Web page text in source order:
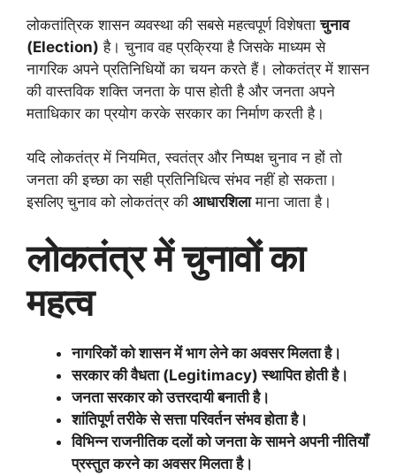
लोकतांत्रिक शासन व्यवस्था की सबसे महत्वपूर्ण विशेषताचुनाव
(Election) है। चुनाव वह प्रक्रिया है जिसके माध्यम से
नागरिक अपने प्रतिनिधियों का चयन करते हैं। लोकतंत्र में शासन
की वास्तविक शक्ति जनता के पास होती है और जनता अपने
मताधिकार का प्रयोग करके सरकार का निर्माण करती है।
यदि लोकतंत्र में नियमित, स्वतंत्र और निष्पक्ष चुनाव न हों तो
जनता की इच्छा का सही प्रतिनिधित्व संभव नहीं हो सकता।
इसलिए चुनाव को लोकतंत्र की आधारशिलामाना जाता है।
लोकतंत्र में चुनावों का
महत्व
नागरिकों को शासन में भाग लेने का अवसर मिलता है।
सरकार की वैधता (Legitimacy)स्थापित होती है।
जनता सरकार को उत्तरदायी बनाती है।
शांतिपूर्ण तरीके से सत्ता परिवर्तन संभव होता है।
विभिन्न राजनीतिक दलों को जनता के सामने अपनी नीतियाँ
प्रस्तुत करने का अवसर मिलता है।